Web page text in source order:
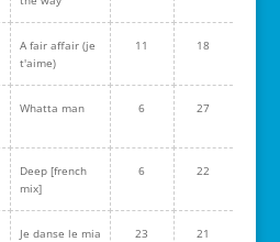
A fair affair (je
t'aime)
11 18
Whatta man 6 27
Deep [french
mix]
6 22
Je danse le mia 23 21